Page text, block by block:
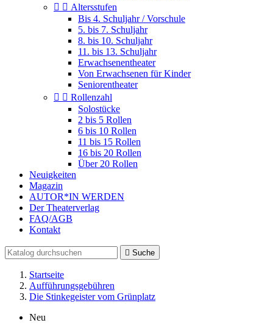
  Altersstufen
Bis 4. Schuljahr / Vorschule
5. bis 7. Schuljahr
8. bis 10. Schuljahr
11. bis 13. Schuljahr
Erwachsenentheater
Von Erwachsenen für Kinder
Seniorentheater
  Rollenzahl
Solostücke
2 bis 5 Rollen
6 bis 10 Rollen
11 bis 15 Rollen
16 bis 20 Rollen
Über 20 Rollen
Neuigkeiten
Magazin
AUTOR*IN WERDEN
Der Theaterverlag
FAQ/AGB
Kontakt
 Suche
Startseite
Aufführungsgebühren
Die Stinkegeister vom Grünplatz
Neu